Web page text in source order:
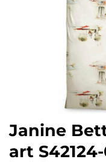
Janine
art